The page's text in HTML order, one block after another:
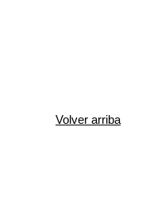
Volver arriba